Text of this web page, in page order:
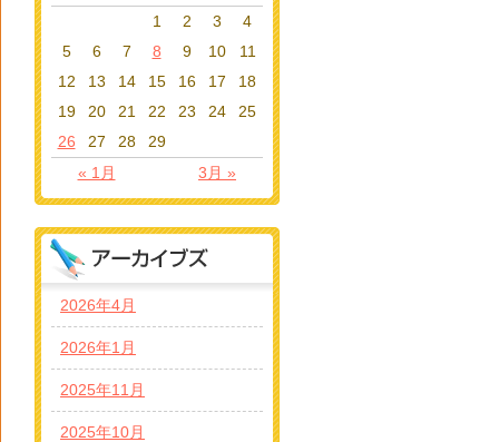
« 1月 3月 »
1 2 3
4
5
6 7 8 9 10
11
12
13 14 15 16 17
18
19
20 21 22 23 24
25
26
27 28 29
2026年4月
2026年1月
2025年11月
2025年10月